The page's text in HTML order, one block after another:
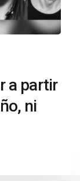
a partir
ni